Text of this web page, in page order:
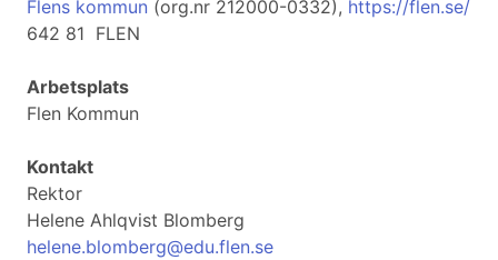
Flens kommun (org.nr 212000-0332), https://flen.se/
642 81 FLEN
Arbetsplats
Flen Kommun
Kontakt
Rektor
Helene Ahlqvist Blomberg
helene.blomberg@edu.flen.se